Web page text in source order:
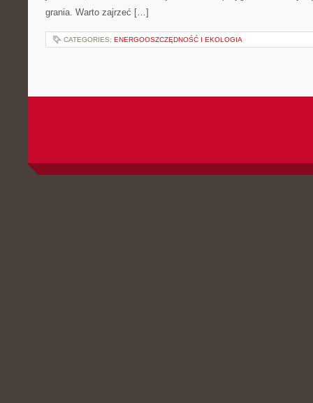
grania. Warto zajrzeć […]
CATEGORIES: ENERGOOSZCZĘDNOŚĆ I EKOLOGIA